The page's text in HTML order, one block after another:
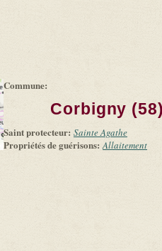
Commune:
Corbigny
Saint protecteur: Sainte Agathe
Propriétés de guérisons:Allaitement